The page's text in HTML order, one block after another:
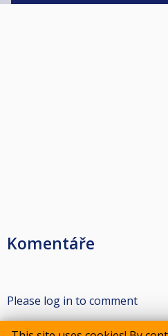
Komentáře
Please log in to comment